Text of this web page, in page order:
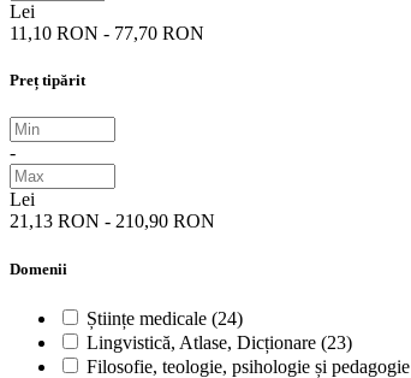
Lei
11,10 RON - 77,70 RON
Preț tipărit
-
Lei
21,13 RON - 210,90 RON
Domenii
Științe medicale (24)
Lingvistică, Atlase, Dicționare (23)
Filosofie, teologie, psihologie și pedagogie